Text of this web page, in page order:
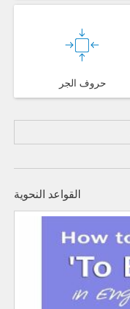
حروف الجر
القواعد النحوية